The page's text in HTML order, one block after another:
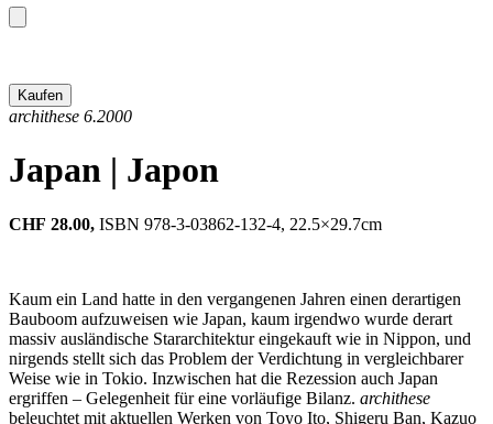
archithese 6.2000
Japan | Japon
CHF 28.00, ISBN 978-3-03862-132-4, 22.5×29.7cm
Kaum ein Land hatte in den vergangenen Jahren einen derartigen
Bauboom aufzuweisen wie Japan, kaum irgendwo wurde derart
massiv ausländische Stararchitektur eingekauft wie in Nippon, und
nirgends stellt sich das Problem der Verdichtung in vergleichbarer
Weise wie in Tokio. Inzwischen hat die Rezession auch Japan
ergriffen – Gelegenheit für eine vorläufige Bilanz. archithese
beleuchtet mit aktuellen Werken von Toyo Ito, Shigeru Ban, Kazuo